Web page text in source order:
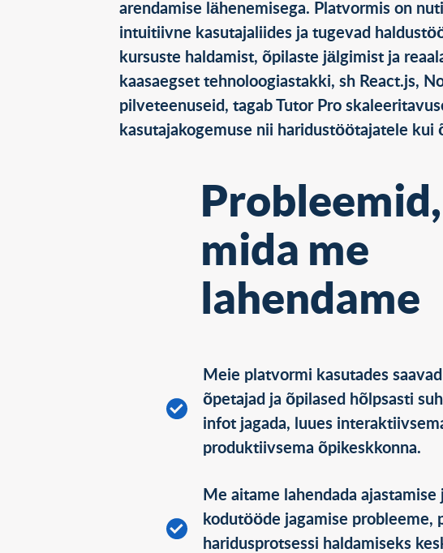
arendamise lähenemisega. Platvormis on
intuitiivne kasutajaliides ja tugevad
kursuste haldamist, õpilaste jälgimist ja
kaasaegset tehnoloogiastakki, sh React.js,
pilveteenuseid, tagab Tutor Pro
kasutajakogemuse nii haridustöötajatele kui
Probleemid,
mida me
lahendame
Meie platvormi kasutades saavad
õpetajad ja õpilased hõlpsasti
infot jagada, luues
produktiivsema õpikeskkonna.
Me aitame lahendada ajastamise
kodutööde jagamise probleeme,
haridusprotsessi haldamiseks